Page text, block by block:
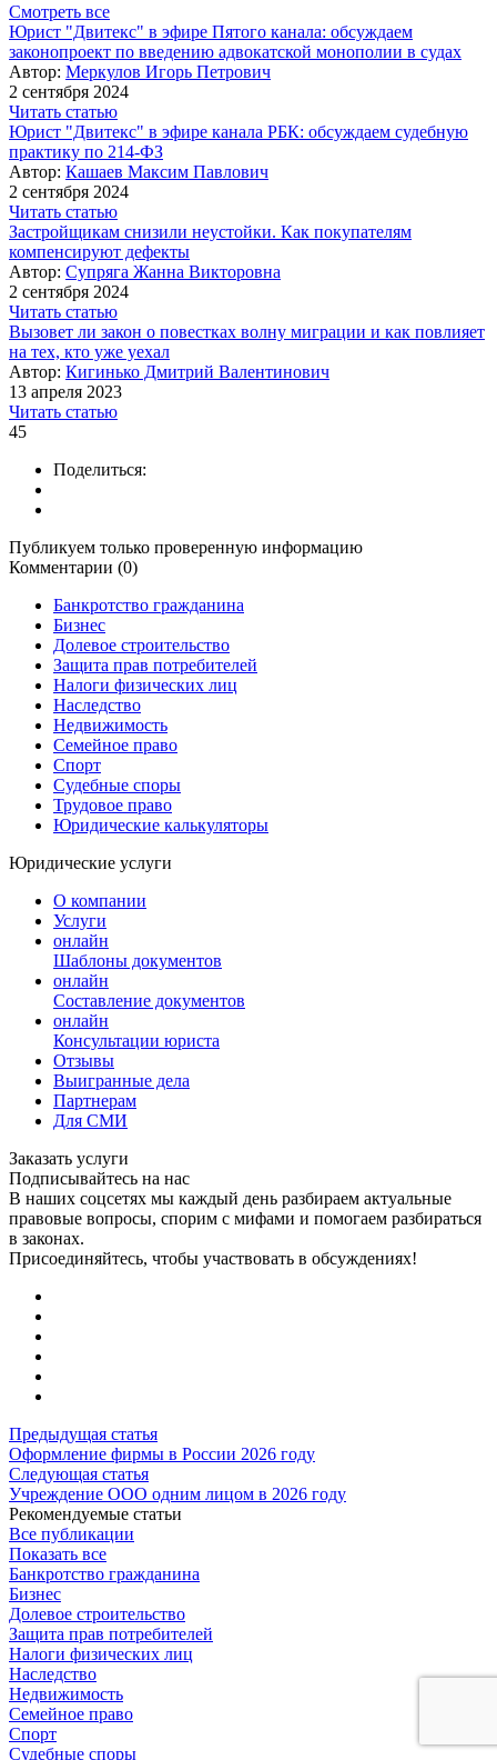
Смотреть все
Юрист "Двитекс" в эфире Пятого канала: обсуждаем
законопроект по введению адвокатской монополии в судах
Автор: Меркулов Игорь Петрович
2 сентября 2024
Читать статью
Юрист "Двитекс" в эфире канала РБК: обсуждаем судебную
практику по 214-ФЗ
Автор: Кашаев Максим Павлович
2 сентября 2024
Читать статью
Застройщикам снизили неустойки. Как покупателям
компенсируют дефекты
Автор: Супряга Жанна Викторовна
2 сентября 2024
Читать статью
Вызовет ли закон о повестках волну миграции и как повлияет
на тех, кто уже уехал
Автор: Кигинько Дмитрий Валентинович
13 апреля 2023
Читать статью
45
Поделиться:
Публикуем только проверенную информацию
Комментарии (0)
Банкротство гражданина
Бизнес
Долевое строительство
Защита прав потребителей
Налоги физических лиц
Наследство
Недвижимость
Семейное право
Спорт
Судебные споры
Трудовое право
Юридические калькуляторы
Юридические услуги
О компании
Услуги
онлайн
Шаблоны документов
онлайн
Составление документов
онлайн
Консультации юриста
Отзывы
Выигранные дела
Партнерам
Для СМИ
Заказать услуги
Подписывайтесь на нас
В наших соцсетях мы каждый день разбираем актуальные
правовые вопросы, спорим с мифами и помогаем разбираться
в законах.
Присоединяйтесь, чтобы участвовать в обсуждениях!
Предыдущая статья
Оформление фирмы в России 2026 году
Следующая статья
Учреждение ООО одним лицом в 2026 году
Рекомендуемые статьи
Все публикации
Показать все
Банкротство гражданина
Бизнес
Долевое строительство
Защита прав потребителей
Налоги физических лиц
Наследство
Недвижимость
Семейное право
Спорт
Судебные споры